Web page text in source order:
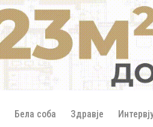
Бела соба Здравје